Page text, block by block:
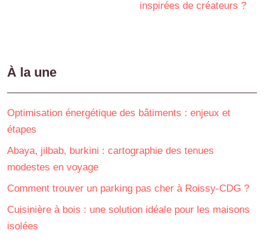
inspirées de créateurs ?
À la une
Optimisation énergétique des bâtiments : enjeux et
étapes
Abaya, jilbab, burkini : cartographie des tenues
modestes en voyage
Comment trouver un parking pas cher à Roissy-CDG ?
Cuisinière à bois : une solution idéale pour les maisons
isolées